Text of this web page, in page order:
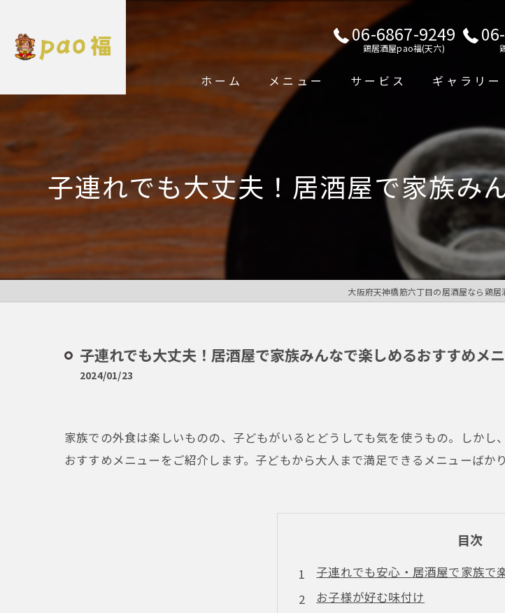
06-6867-9249
鶏居酒屋pao福(天六)
ホーム メニュー サービス ギャラリー
子連れでも大丈夫！居酒屋で家族み
大阪府天神橋筋六丁目の居酒屋なら鶏
子連れでも大丈夫！居酒屋で家族みんなで楽しめるおすすめメ
2024/01/23
家族での外食は楽しいものの、子どもがいるとどうしても気を使うもの。しか
おすすめメニューをご紹介します。子どもから大人まで満足できるメニューばか
目次
子連れでも安心・居酒屋で家族で
お子様が好む味付け